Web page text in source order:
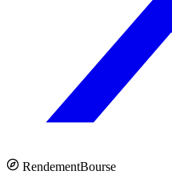
RendementBourse